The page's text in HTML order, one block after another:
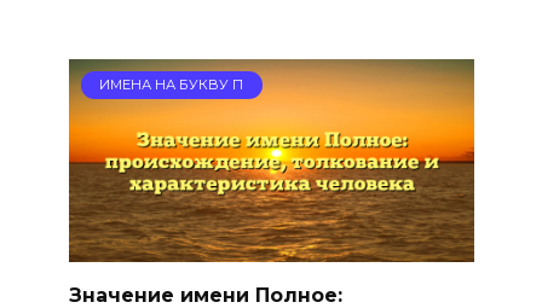
ИМЕНА НА БУКВУ П
Значение имени Полное: